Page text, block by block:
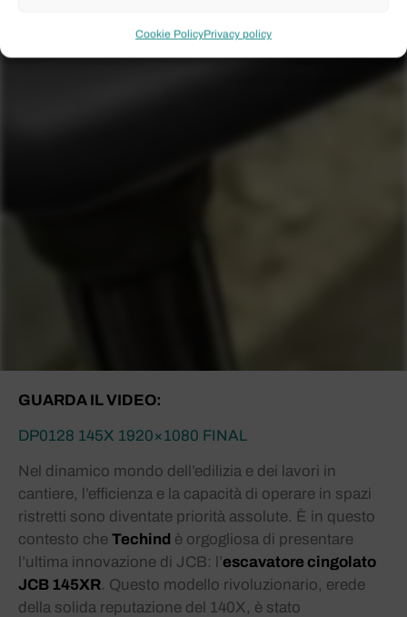
Cookie PolicyPrivacy policy
GUARDA IL VIDEO:
DP0128 145X 1920×1080 FINAL
Nel dinamico mondo dell’edilizia e dei lavori in
cantiere, l’efficienza e la capacità di operare in spazi
ristretti sono diventate priorità assolute. È in questo
contesto che Techind è orgogliosa di presentare
l’ultima innovazione di JCB: l’escavatore cingolato
JCB 145XR. Questo modello rivoluzionario, erede
della solida reputazione del 140X, è stato